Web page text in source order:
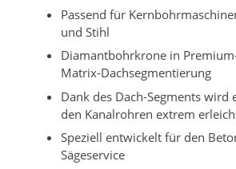
Passend für
und Stihl
Diamantbohrkrone in
Matrix-Dachsegmentierung
Dank des Dach-Segments wird
den Kanalrohren extrem
Speziell entwickelt für den
Sägeservice